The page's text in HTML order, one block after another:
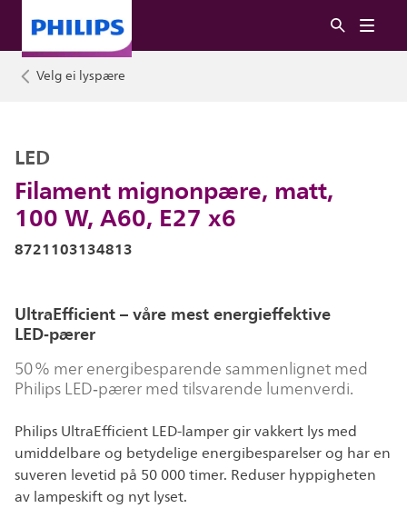
Velg ei lyspære
Filament mignonpære, matt,
100 W, A60, E27 x6
LED
8721103134813
UltraEfficient – våre mest energieffektive
LED‑pærer
50 % mer energibesparende sammenlignet med
Philips LED‑pærer med tilsvarende lumenverdi.
Philips UltraEfficient LED-lamper gir vakkert lys med
umiddelbare og betydelige energibesparelser og har en
suveren levetid på 50 000 timer. Reduser hyppigheten
av lampeskift og nyt lyset.